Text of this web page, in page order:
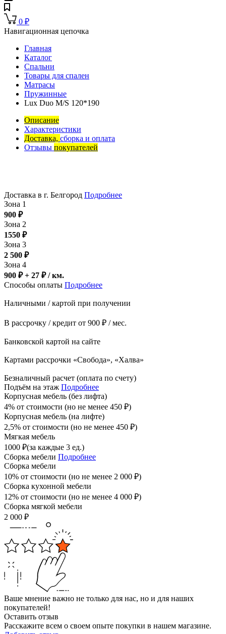
0 ₽
Навигационная цепочка
Главная
Каталог
Спальни
Товары для спален
Матрасы
Пружинные
Lux Duo M/S 120*190
Описание
Характеристики
Доставка, сборка и оплата
Отзывы покупателей
Доставка в г. Белгород Подробнее
Зона 1
900 ₽
Зона 2
1550 ₽
Зона 3
2 500 ₽
Зона 4
900 ₽ + 27 ₽/ км.
Способы оплаты Подробнее
Наличными / картой при получении
В рассрочку / кредит от 900 ₽ / мес.
Банковской картой на сайте
Картами рассрочки «Свобода», «Халва»
Безналичный расчет (оплата по счету)
Подъём на этаж Подробнее
Корпусная мебель (без лифта)
4% от стоимости (но не менее 450 ₽)
Корпусная мебель (на лифте)
2,5% от стоимости (но не менее 450 ₽)
Мягкая мебель
1000 ₽(за каждые 3 ед.)
Сборка мебели Подробнее
Сборка мебели
10% от стоимости (но не менее 2 000 ₽)
Сборка кухонной мебели
12% от стоимости (но не менее 4 000 ₽)
Сборка мягкой мебели
2 000 ₽
Ваше мнение важно не только для нас, но и для наших
покупателей!
Оставить отзыв
Расскажите всем о своем опыте покупки в нашем магазине.